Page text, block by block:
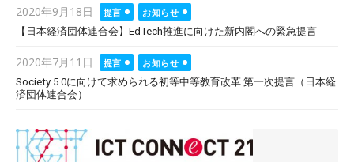
Posted
on
2020年9月18日 提言
お知らせ
【日本経済団体連合会】EdTech推進に向けた新内閣への緊急提言
Posted
on
2020年7月11日 提言
お知らせ
Society 5.0に向けて求められる初等中等教育改革 第一次提言（日本経
済団体連合会）